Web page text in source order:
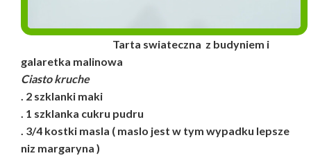
Tarta swiateczna z budyniem i
galaretka malinowa
Ciasto kruche
. 2 szklanki maki
. 1 szklanka cukru pudru
. 3/4 kostki masla ( maslo jest w tym wypadku lepsze
niz margaryna )